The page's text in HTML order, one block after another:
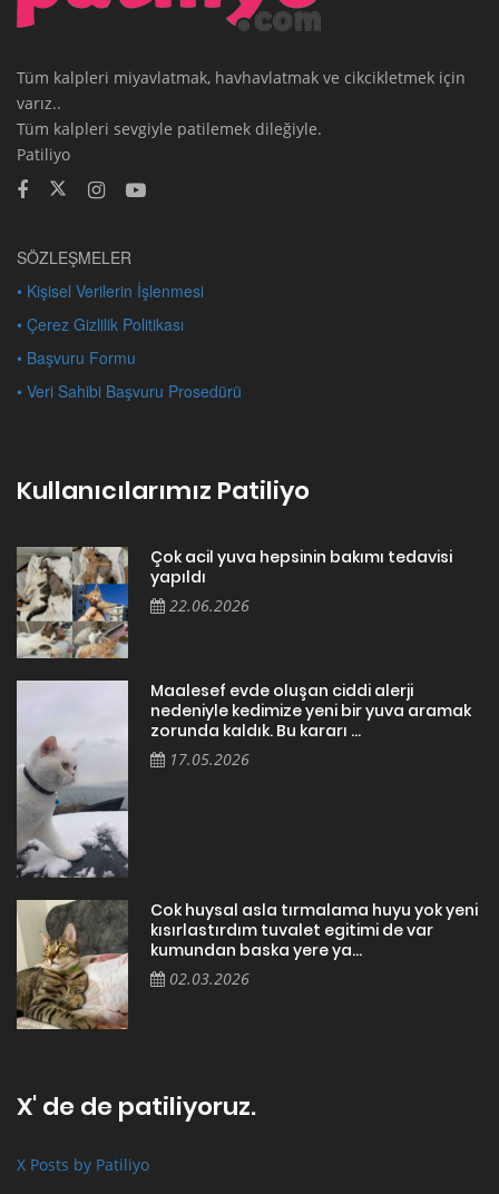
Tüm kalpleri miyavlatmak, havhavlatmak ve cikcikletmek için
varız..
Tüm kalpleri sevgiyle patilemek dileğiyle.
Patiliyo
SÖZLEŞMELER
• Kişisel Verilerin İşlenmesi
• Çerez Gizlilik Politikası
• Başvuru Formu
• Veri Sahibi Başvuru Prosedürü
Kullanıcılarımız Patiliyo
Çok acil yuva hepsinin bakımı tedavisi
yapıldı
22.06.2026
Maalesef evde oluşan ciddi alerji
nedeniyle kedimize yeni bir yuva aramak
zorunda kaldık. Bu kararı ...
17.05.2026
Cok huysal asla tırmalama huyu yok yeni
kısırlastırdım tuvalet egitimi de var
kumundan baska yere ya...
02.03.2026
X' de de patiliyoruz.
X Posts by Patiliyo